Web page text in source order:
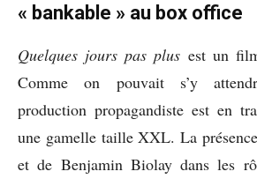
« bankable » au box office
Quelques jours pas plus est un
Comme on pouvait s’y
production propagandiste est en
une gamelle taille XXL. La
et de Benjamin Biolay dans les